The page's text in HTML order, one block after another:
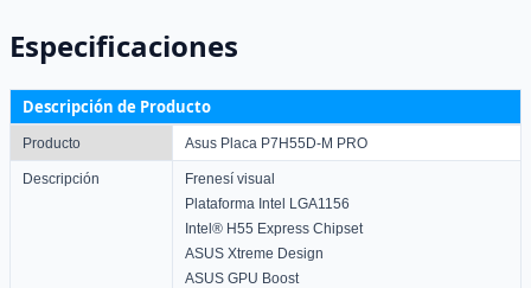
Especificaciones
Descripción de Producto
Producto Asus Placa P7H55D-M PRO
Descripción
Frenesí visual
Plataforma Intel LGA1156
Intel® H55 Express Chipset
ASUS Xtreme Design
ASUS GPU Boost